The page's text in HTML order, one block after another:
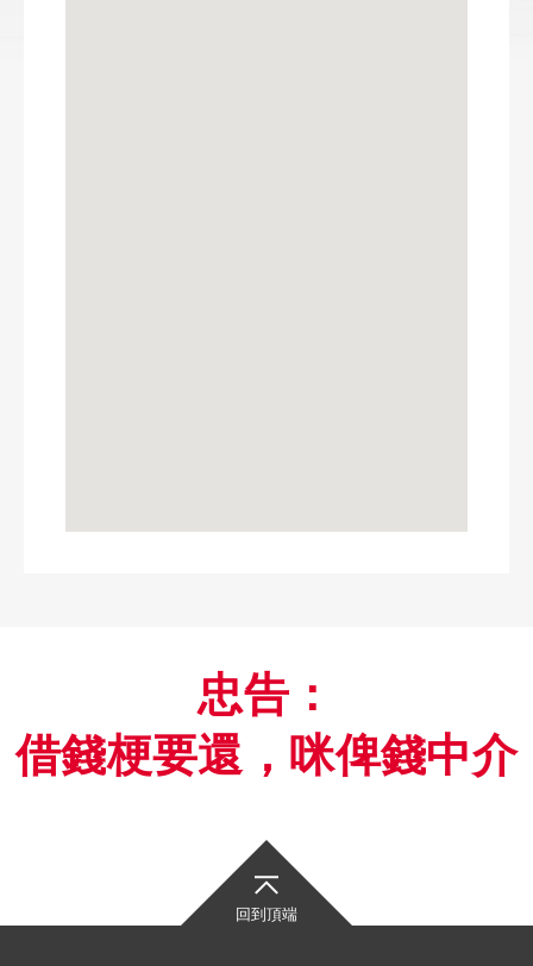
忠告：
借錢梗要還，咪俾錢中介
回到頂端